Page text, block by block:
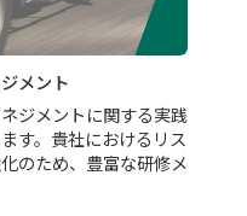
メント
ジメントに関する実践
す。貴社におけるリス
のため、豊富な研修メ